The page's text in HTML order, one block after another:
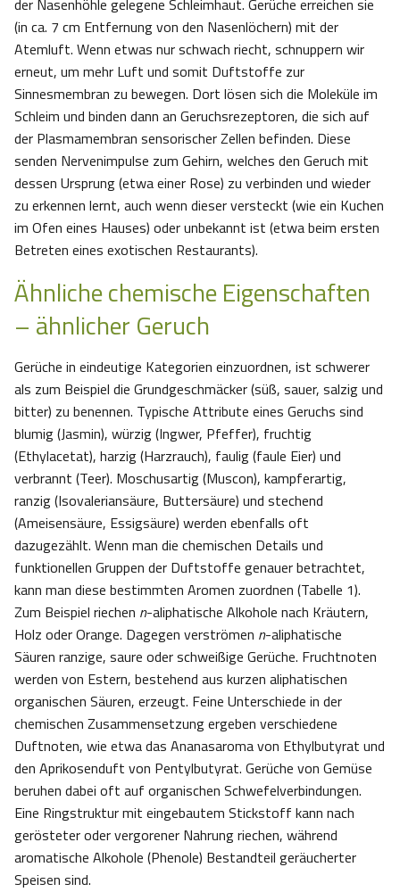
der Nasenhöhle gelegene Schleimhaut. Gerüche erreichen sie
(in ca. 7 cm Entfernung von den Nasenlöchern) mit der
Atemluft. Wenn etwas nur schwach riecht, schnuppern wir
erneut, um mehr Luft und somit Duftstoffe zur
Sinnesmembran zu bewegen. Dort lösen sich die Moleküle im
Schleim und binden dann an Geruchsrezeptoren, die sich auf
der Plasmamembran sensorischer Zellen befinden. Diese
senden Nervenimpulse zum Gehirn, welches den Geruch mit
dessen Ursprung (etwa einer Rose) zu verbinden und wieder
zu erkennen lernt, auch wenn dieser versteckt (wie ein Kuchen
im Ofen eines Hauses) oder unbekannt ist (etwa beim ersten
Betreten eines exotischen Restaurants).
Ähnliche chemische Eigenschaften
– ähnlicher Geruch
Gerüche in eindeutige Kategorien einzuordnen, ist schwerer
als zum Beispiel die Grundgeschmäcker (süß, sauer, salzig und
bitter) zu benennen. Typische Attribute eines Geruchs sind
blumig (Jasmin), würzig (Ingwer, Pfeffer), fruchtig
(Ethylacetat), harzig (Harzrauch), faulig (faule Eier) und
verbrannt (Teer). Moschusartig (Muscon), kampferartig,
ranzig (Isovaleriansäure, Buttersäure) und stechend
(Ameisensäure, Essigsäure) werden ebenfalls oft
dazugezählt. Wenn man die chemischen Details und
funktionellen Gruppen der Duftstoffe genauer betrachtet,
kann man diese bestimmten Aromen zuordnen (Tabelle 1).
Zum Beispiel riechen n-aliphatische Alkohole nach Kräutern,
Holz oder Orange. Dagegen verströmen n-aliphatische
Säuren ranzige, saure oder schweißige Gerüche. Fruchtnoten
werden von Estern, bestehend aus kurzen aliphatischen
organischen Säuren, erzeugt. Feine Unterschiede in der
chemischen Zusammensetzung ergeben verschiedene
Duftnoten, wie etwa das Ananasaroma von Ethylbutyrat und
den Aprikosenduft von Pentylbutyrat. Gerüche von Gemüse
beruhen dabei oft auf organischen Schwefelverbindungen.
Eine Ringstruktur mit eingebautem Stickstoff kann nach
gerösteter oder vergorener Nahrung riechen, während
aromatische Alkohole (Phenole) Bestandteil geräucherter
Speisen sind.